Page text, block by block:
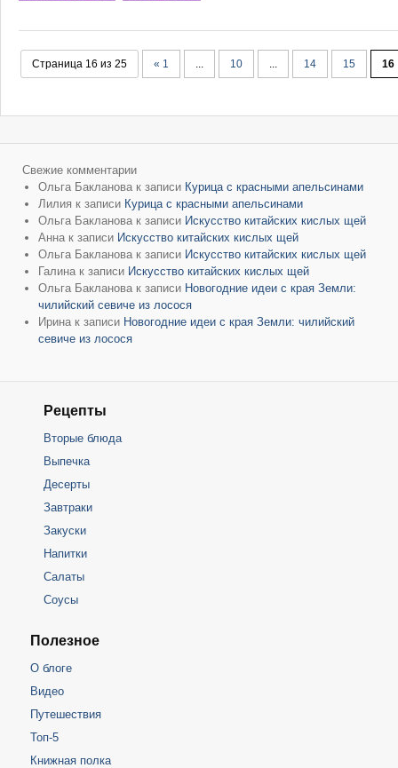
Страница 16 из 25 « 1 ... 10 ... 14 15 16
Свежие комментарии
Ольга Бакланова к записи Курица с красными апельсинами
Лилия к записи Курица с красными апельсинами
Ольга Бакланова к записи Искусство китайских кислых щей
Анна к записи Искусство китайских кислых щей
Ольга Бакланова к записи Искусство китайских кислых щей
Галина к записи Искусство китайских кислых щей
Ольга Бакланова к записи Новогодние идеи с края Земли:
чилийский севиче из лосося
Ирина к записи Новогодние идеи с края Земли: чилийский
севиче из лосося
Рецепты
Вторые блюда
Выпечка
Десерты
Завтраки
Закуски
Напитки
Салаты
Соусы
Полезное
О блоге
Видео
Путешествия
Топ-5
Книжная полка